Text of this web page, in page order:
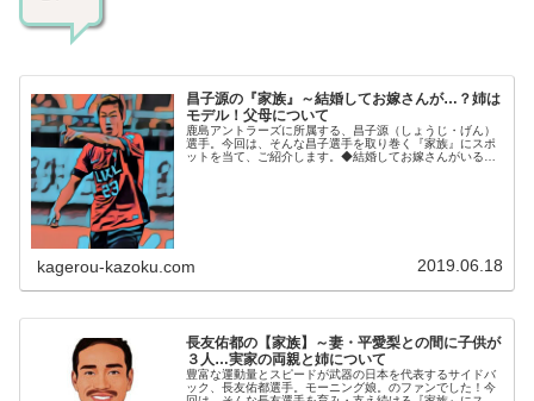
昌子源の『家族』～結婚してお嫁さんが…？姉は
モデル！父母について
鹿島アントラーズに所属する、昌子源（しょうじ・げん）
選手。今回は、そんな昌子選手を取り巻く『家族』にスポ
ットを当て、ご紹介します。◆結婚してお嫁さんがいる？
kagerou-kazoku.com 2019.06.18
長友佑都の【家族】～妻・平愛梨との間に子供が
３人…実家の両親と姉について
豊富な運動量とスピードが武器の日本を代表するサイドバ
ック、長友佑都選手。モーニング娘。のファンでした！今